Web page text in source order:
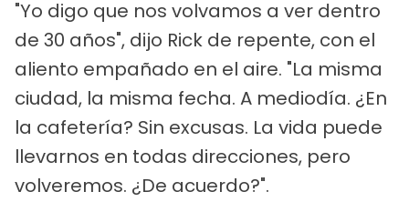
"Yo digo que nos volvamos a ver dentro
de 30 años", dijo Rick de repente, con el
aliento empañado en el aire. "La misma
ciudad, la misma fecha. A mediodía. ¿En
la cafetería? Sin excusas. La vida puede
llevarnos en todas direcciones, pero
volveremos. ¿De acuerdo?".